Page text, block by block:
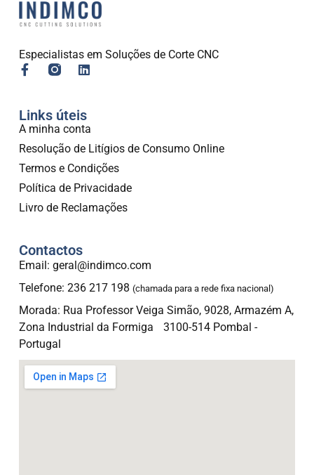
Especialistas em Soluções de Corte CNC
Links úteis
A minha conta
Resolução de Litígios de Consumo Online
Termos e Condições
Política de Privacidade
Livro de Reclamações
Contactos
Email: geral@indimco.com
Telefone: 236 217 198 (chamada para a rede fixa nacional)
Morada: Rua Professor Veiga Simão, 9028, Armazém A,
Zona Industrial da Formiga 3100-514 Pombal -
Portugal